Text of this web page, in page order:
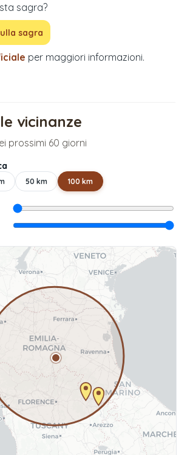
sagra?
sagra
per maggiori informazioni.
vicinanze
prossimi 60 giorni
50 km 100 km